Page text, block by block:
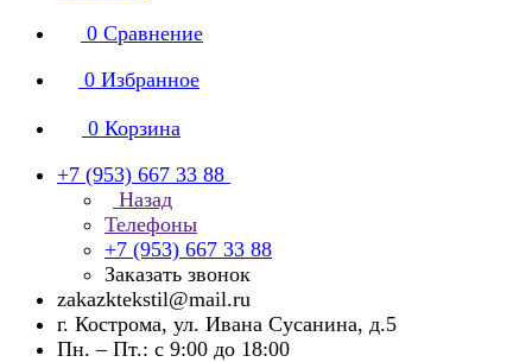
0 Сравнение
0 Избранное
0 Корзина
+7 (953) 667 33 88
Назад
Телефоны
+7 (953) 667 33 88
Заказать звонок
zakazktekstil@mail.ru
г. Кострома, ул. Ивана Сусанина, д.5
Пн. – Пт.: с 9:00 до 18:00